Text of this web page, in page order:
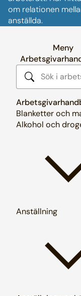
om relationen
anställda.
Meny
Sök i
Blanketter och
Alkohol och
Anställning